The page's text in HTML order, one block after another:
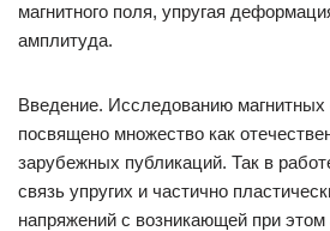
магнитного поля, упругая
амплитуда.
Введение. Исследованию магнитных
посвящено множество как
зарубежных публикаций. Так в
связь упругих и частично
напряжений с возникающей при этом